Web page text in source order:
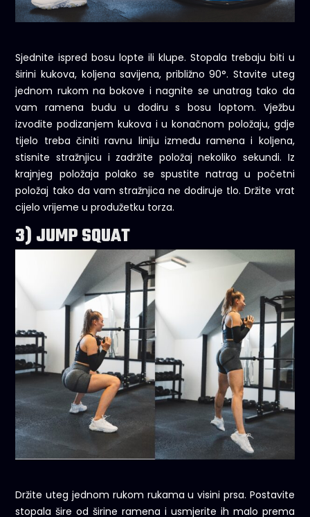
Sjednite ispred bosu lopte ili klupe. Stopala trebaju biti u
širini kukova, koljena savijena, približno 90°. Stavite uteg
jednom rukom na bokove i nagnite se unatrag tako da
vam ramena budu u dodiru s bosu loptom. Vježbu
izvodite podizanjem kukova i u konačnom položaju, gdje
tijelo treba činiti ravnu liniju između ramena i koljena,
stisnite stražnjicu i zadržite položaj nekoliko sekundi. Iz
krajnjeg položaja polako se spustite natrag u početni
položaj tako da vam stražnjica ne dodiruje tlo. Držite vrat
cijelo vrijeme u produžetku torza.
3) JUMP SQUAT
Držite uteg jednom rukom rukama u visini prsa. Postavite
stopala šire od širine ramena i usmjerite ih malo prema